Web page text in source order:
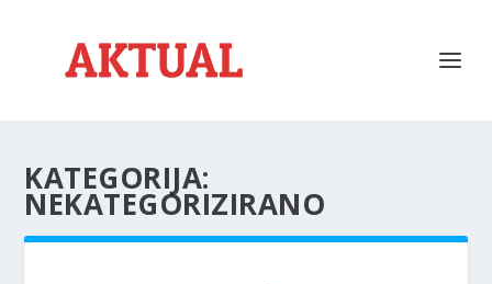
KATEGORIJA:
NEKATEGORIZIRANO